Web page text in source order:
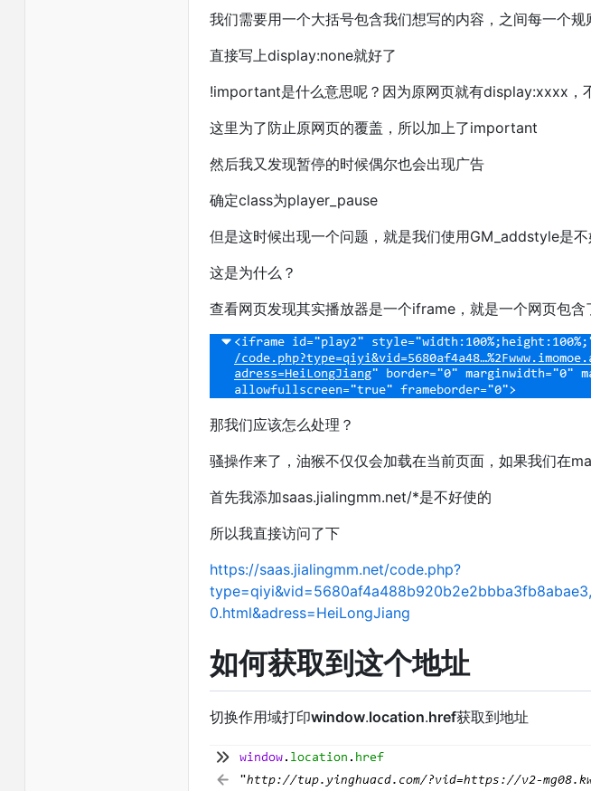
我们需要用一个大括号包含我们想写的内容，之间每一个
直接写上display:none就好了
!important是什么意思呢？因为原网页就有display:xxxx，
这里为了防止原网页的覆盖，所以加上了important
然后我又发现暂停的时候偶尔也会出现广告
确定class为player_pause
但是这时候出现一个问题，就是我们使用GM_addstyle是不
这是为什么？
查看网页发现其实播放器是一个iframe，就是一个网页包含
那我们应该怎么处理？
骚操作来了，油猴不仅仅会加载在当前页面，如果我们在
首先我添加saas.jialingmm.net/*是不好使的
所以我直接访问了下
https://saas.jialingmm.net/code.php?
0.html&adress=HeiLongJiang
如何获取到这个地址
切换作用域打印window.location.href获取到地址